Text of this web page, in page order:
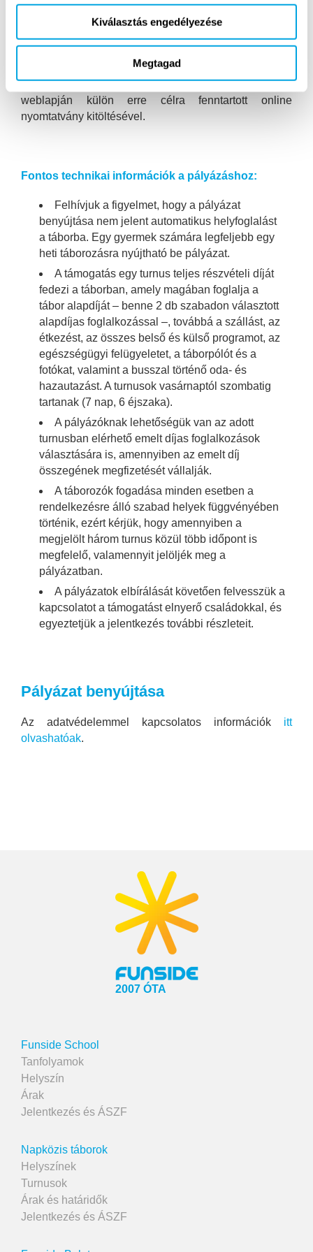
Kiválasztás engedélyezése
Megtagad
az elérhető támogatott keret kimerüléséig, de
legkésőbb 2026. június 30-án éjfélig.
táborozó gyermek szülője, gondviselője vagy
törvényes képviselője által, online lehet, az Egyesület
weblapján külön erre célra fenntartott online
nyomtatvány kitöltésével.
Fontos technikai információk a pályázáshoz:
Felhívjuk a figyelmet, hogy a pályázat
benyújtása nem jelent automatikus helyfoglalást
a táborba. Egy gyermek számára legfeljebb egy
heti táborozásra nyújtható be pályázat.
A támogatás egy turnus teljes részvételi díját
fedezi a táborban, amely magában foglalja a
tábor alapdíját – benne 2 db szabadon választott
alapdíjas foglalkozással –, továbbá a szállást, az
étkezést, az összes belső és külső programot, az
egészségügyi felügyeletet, a táborpólót és a
fotókat, valamint a busszal történő oda- és
hazautazást. A turnusok vasárnaptól szombatig
tartanak (7 nap, 6 éjszaka).
A pályázóknak lehetőségük van az adott
turnusban elérhető emelt díjas foglalkozások
választására is, amennyiben az emelt díj
összegének megfizetését vállalják.
A táborozók fogadása minden esetben a
rendelkezésre álló szabad helyek függvényében
történik, ezért kérjük, hogy amennyiben a
megjelölt három turnus közül több időpont is
megfelelő, valamennyit jelöljék meg a
pályázatban.
A pályázatok elbírálását követően felvesszük a
kapcsolatot a támogatást elnyerő családokkal, és
egyeztetjük a jelentkezés további részleteit.
Pályázat benyújtása
Az adatvédelemmel kapcsolatos információk itt
olvashatóak.
2007 ÓTA
Funside School
Tanfolyamok
Helyszín
Árak
Jelentkezés és ÁSZF
Napközis táborok
Helyszínek
Turnusok
Árak és határidők
Jelentkezés és ÁSZF